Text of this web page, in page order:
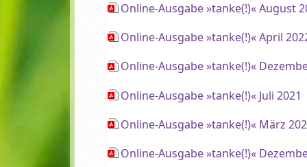
Online-Ausgabe »tanke(!)« August
Online-Ausgabe »tanke(!)« April
Online-Ausgabe »tanke(!)«
Online-Ausgabe »tanke(!)« Juli 2021
Online-Ausgabe »tanke(!)« März
Online-Ausgabe »tanke(!)«